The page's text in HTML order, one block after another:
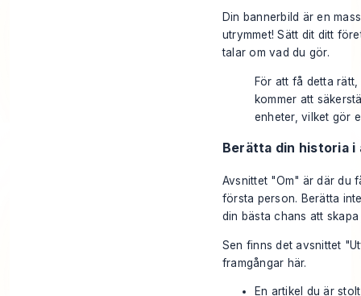
Din bannerbild är en
utrymmet! Sätt dit ditt
talar om vad du gör.
För att få detta
kommer att
enheter, vilket gör
Berätta din historia i
Avsnittet "Om" är där du
första person. Berätta
din bästa chans att
Sen finns det avsnittet
framgångar här.
En artikel du är